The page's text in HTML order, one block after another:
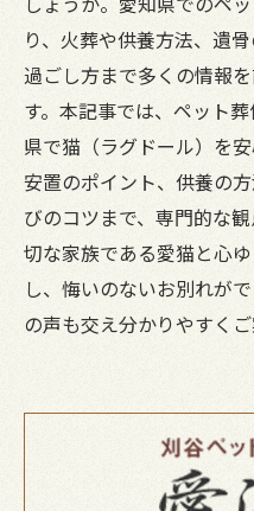
り、火葬や供養方法、遺
過ごし方まで多くの情報
す。本記事では、ペット
県で猫（ラグドール）を
安置のポイント、供養の
びのコツまで、専門的な
切な家族である愛猫と心
し、悔いのないお別れが
の声も交え分かりやすくご